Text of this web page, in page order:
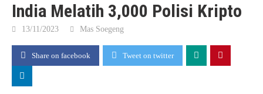
India Melatih 3,000 Polisi Kripto
13/11/2023 Mas Soegeng
Share on facebook Tweet on twitter